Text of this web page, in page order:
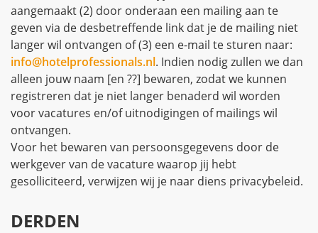
aangemaakt (2) door onderaan een mailing aan te
geven via de desbetreffende link dat je de mailing niet
langer wil ontvangen of (3) een e-mail te sturen naar:
info@hotelprofessionals.nl. Indien nodig zullen we dan
alleen jouw naam [en ??] bewaren, zodat we kunnen
registreren dat je niet langer benaderd wil worden
voor vacatures en/of uitnodigingen of mailings wil
ontvangen.
Voor het bewaren van persoonsgegevens door de
werkgever van de vacature waarop jij hebt
gesolliciteerd, verwijzen wij je naar diens privacybeleid.
DERDEN